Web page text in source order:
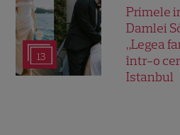
13
Primele
Damlei
„Legea
într-o
Istanbul